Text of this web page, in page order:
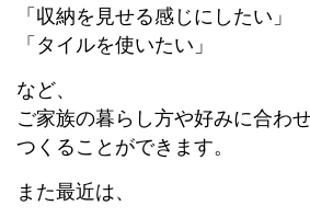
「収納を見せる感じにしたい」
「タイルを使いたい」
など、
ご家族の暮らし方や好みに合わ
つくることができます。
また最近は、